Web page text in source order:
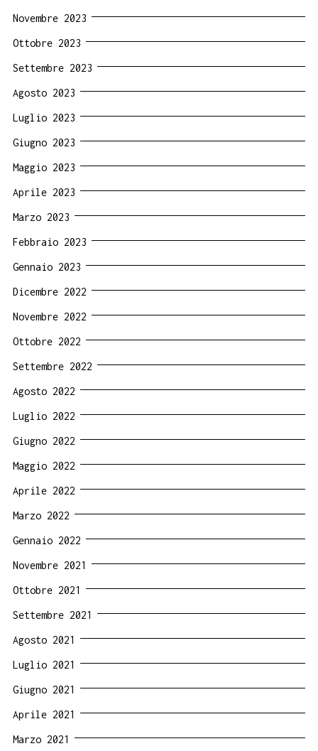
Novembre 2023
Ottobre 2023
Settembre 2023
Agosto 2023
Luglio 2023
Giugno 2023
Maggio 2023
Aprile 2023
Marzo 2023
Febbraio 2023
Gennaio 2023
Dicembre 2022
Novembre 2022
Ottobre 2022
Settembre 2022
Agosto 2022
Luglio 2022
Giugno 2022
Maggio 2022
Aprile 2022
Marzo 2022
Gennaio 2022
Novembre 2021
Ottobre 2021
Settembre 2021
Agosto 2021
Luglio 2021
Giugno 2021
Aprile 2021
Marzo 2021